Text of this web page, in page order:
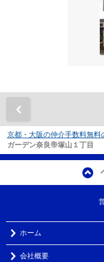
京都・大阪の仲介手数料無
ガーデン奈良帝塚山１丁目
ホーム
会社概要